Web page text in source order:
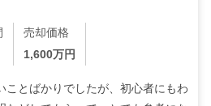
売却価格
1,600万円
ことばかりでしたが、初心者にもわ